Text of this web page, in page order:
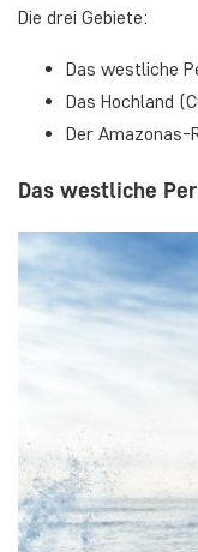
Die drei Gebiete:
Das westliche
Das Hochland
Der
Das westliche